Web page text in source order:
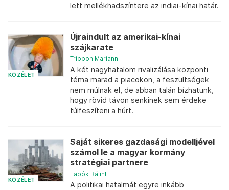
lett mellékhadszíntere az indiai-kínai határ.
KÖZÉLET
Újraindult az amerikai-kínai
szájkarate
Trippon Mariann
A két nagyhatalom rivalizálása központi
téma marad a piacokon, a feszültségek
nem múlnak el, de abban talán bízhatunk,
hogy rövid távon senkinek sem érdeke
túlfeszíteni a húrt.
KÖZÉLET
Saját sikeres gazdasági modelljével
számol le a magyar kormány
stratégiai partnere
Fabók Bálint
A politikai hatalmát egyre inkább